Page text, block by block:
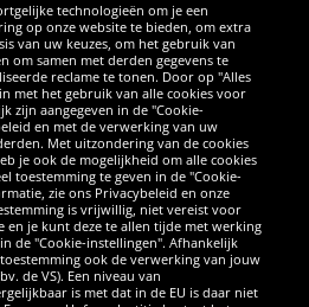
YouTube
technologieën om je een
op onze website te bieden, om extra
van uw keuzes, om het gebruik van
om samen met derden gegevens te
reclame te tonen. Door op "Alles
met het gebruik van alle cookies voor
zijn aangegeven in de "Cookie-
en met de verwerking van uw
Met uitzondering van de cookies
je ook de mogelijkheid om alle cookies
toestemming te geven in de "Cookie-
zie ons Privacybeleid en onze
is vrijwillig, niet vereist voor
en je kunt deze te allen tijde met werking
de "Cookie-instellingen". Afhankelijk
ook de verwerking van jouw
de VS). Een niveau van
is met dat in de EU is daar niet